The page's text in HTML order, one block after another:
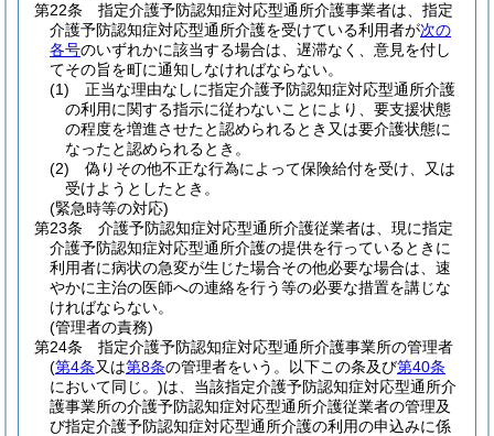
第22条
指定介護予防認知症対応型通所介護事業者は、指定
介護予防認知症対応型通所介護を受けている利用者が次の
各号のいずれかに該当する場合は、遅滞なく、意見を付し
てその旨を町に通知しなければならない。
(1)
正当な理由なしに指定介護予防認知症対応型通所介護
の利用に関する指示に従わないことにより、要支援状態
の程度を増進させたと認められるとき又は要介護状態に
なったと認められるとき。
(2)
偽りその他不正な行為によって保険給付を受け、又は
受けようとしたとき。
(緊急時等の対応)
第23条
介護予防認知症対応型通所介護従業者は、現に指定
介護予防認知症対応型通所介護の提供を行っているときに
利用者に病状の急変が生じた場合その他必要な場合は、速
やかに主治の医師への連絡を行う等の必要な措置を講じな
ければならない。
(管理者の責務)
第24条
指定介護予防認知症対応型通所介護事業所の管理者
(第4条又は第8条の管理者をいう。以下この条及び第40条
において同じ。)は、当該指定介護予防認知症対応型通所介
護事業所の介護予防認知症対応型通所介護従業者の管理及
び指定介護予防認知症対応型通所介護の利用の申込みに係